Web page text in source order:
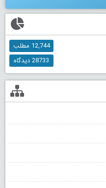
12,744 مطلب
28733 دیدگاه